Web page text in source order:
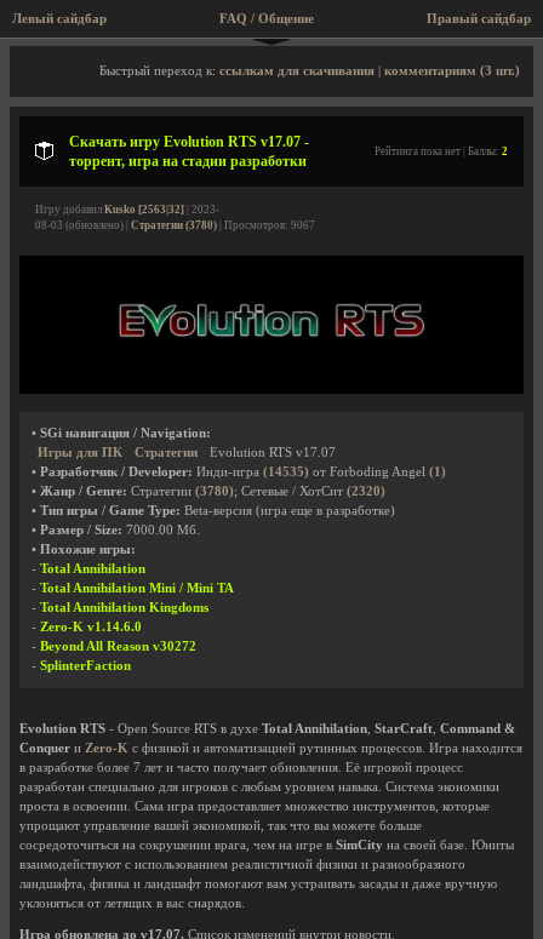
Левый сайдбар Правый сайдбар
FAQ / Общение
Описание игры, торрент, скриншоты, видео
Быстрый переход к: ссылкам для скачивания комментариям (3 шт.)
Скачать игру Evolution RTS v17.07 -
торрент, игра на стадии разработки
Рейтинга пока нет | Баллы: 2
Игру добавил Kusko [2563|32] | 2023-
08-03 (обновлено) | Стратегии (3780) | Просмотров: 9067
• SGi навигация / Navigation:
Игры для ПК
Стратегии
Evolution RTS v17.07
• Разработчик / Developer: Инди-игра (14535) от Forboding Angel (1)
• Жанр / Genre: Стратегии (3780); Сетевые / ХотСит (2320)
• Тип игры / Game Type: Beta-версия (игра еще в разработке)
• Размер / Size: 7000.00 Мб.
• Похожие игры:
- Total Annihilation
- Total Annihilation Mini / Mini TA
- Total Annihilation Kingdoms
- Zero-K v1.14.6.0
- Beyond All Reason v30272
- SplinterFaction
Evolution RTS - Open Source RTS в духе Total Annihilation StarCraft Command &
Conquer и Zero-K с физикой и автоматизацией рутинных процессов. Игра находится
в разработке более 7 лет и часто получает обновления. Её игровой процесс
разработан специально для игроков с любым уровнем навыка. Система экономики
проста в освоении. Сама игра предоставляет множество инструментов, которые
упрощают управление вашей экономикой, так что вы можете больше
сосредоточиться на сокрушении врага, чем на игре в SimCity на своей базе. Юниты
взаимодействуют с использованием реалистичной физики и разнообразного
ландшафта, физика и ландшафт помогают вам устраивать засады и даже вручную
уклоняться от летящих в вас снарядов.
Игра обновлена до v17.07. Список изменений внутри новости.